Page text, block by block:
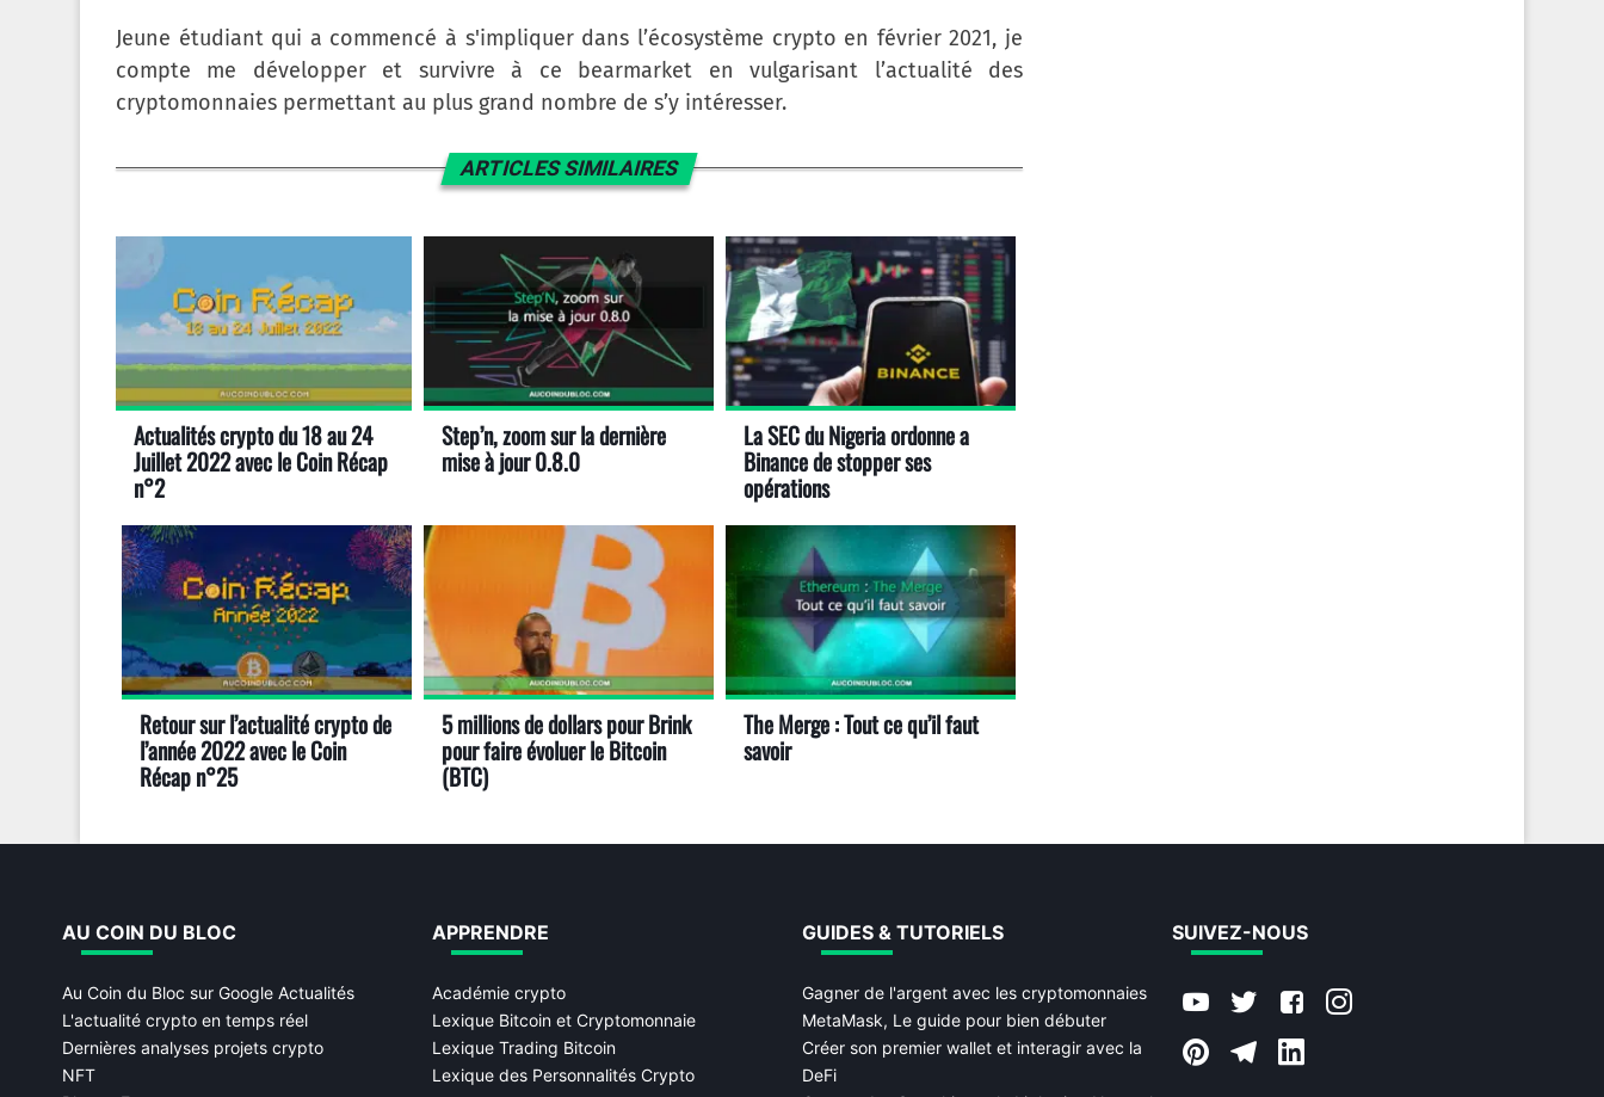
Jeune étudiant qui a commencé à s'impliquer dans l’écosystème crypto en février 2021, je
compte me développer et survivre à ce bearmarket en vulgarisant l’actualité des
cryptomonnaies permettant au plus grand nombre de s’y intéresser.
ARTICLES SIMILAIRES
Actualités crypto du 18 au 24
Juillet 2022 avec le Coin Récap
n°2
Step’n, zoom sur la dernière
mise à jour 0.8.0
La SEC du Nigeria ordonne a
Binance de stopper ses
opérations
Retour sur l’actualité crypto de
l’année 2022 avec le Coin
Récap n°25
5 millions de dollars pour Brink
pour faire évoluer le Bitcoin
(BTC)
The Merge : Tout ce qu’il faut
savoir
AU COIN DU BLOC
Au Coin du Bloc sur Google Actualités
L'actualité crypto en temps réel
Dernières analyses projets crypto
NFT
APPRENDRE
Académie crypto
Lexique Bitcoin et Cryptomonnaie
Lexique Trading Bitcoin
Lexique des Personnalités Crypto
GUIDES & TUTORIELS
Gagner de l'argent avec les cryptomonnaies
MetaMask, Le guide pour bien débuter
Créer son premier wallet et interagir avec la
DeFi
SUIVEZ-NOUS